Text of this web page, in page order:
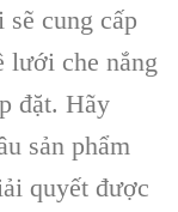
cung cấp
lưới che nắng
đặt. Hãy
sản phẩm
quyết được